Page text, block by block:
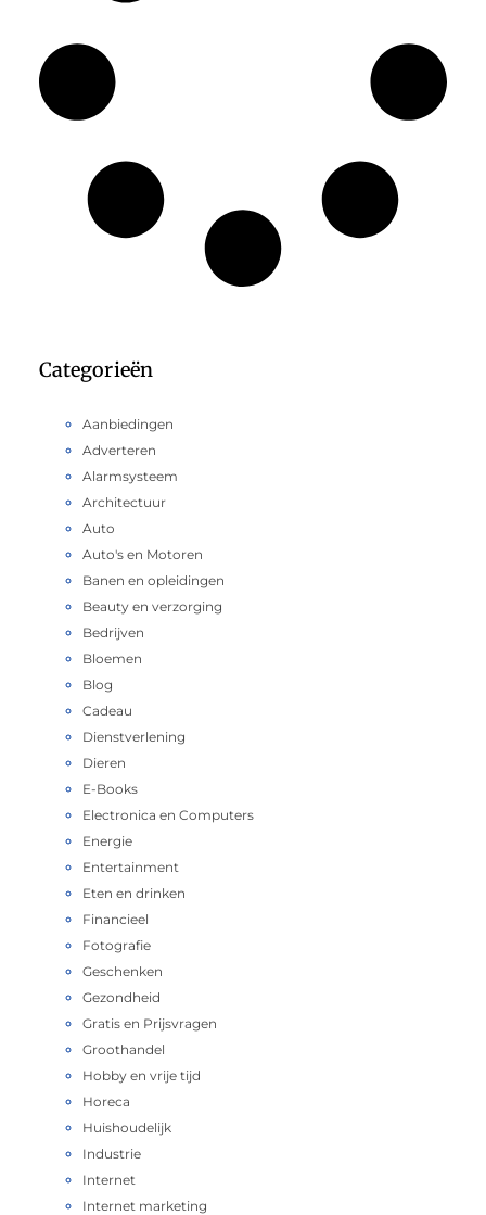
Categorieën
Aanbiedingen
Adverteren
Alarmsysteem
Architectuur
Auto
Auto's en Motoren
Banen en opleidingen
Beauty en verzorging
Bedrijven
Bloemen
Blog
Cadeau
Dienstverlening
Dieren
E-Books
Electronica en Computers
Energie
Entertainment
Eten en drinken
Financieel
Fotografie
Geschenken
Gezondheid
Gratis en Prijsvragen
Groothandel
Hobby en vrije tijd
Horeca
Huishoudelijk
Industrie
Internet
Internet marketing